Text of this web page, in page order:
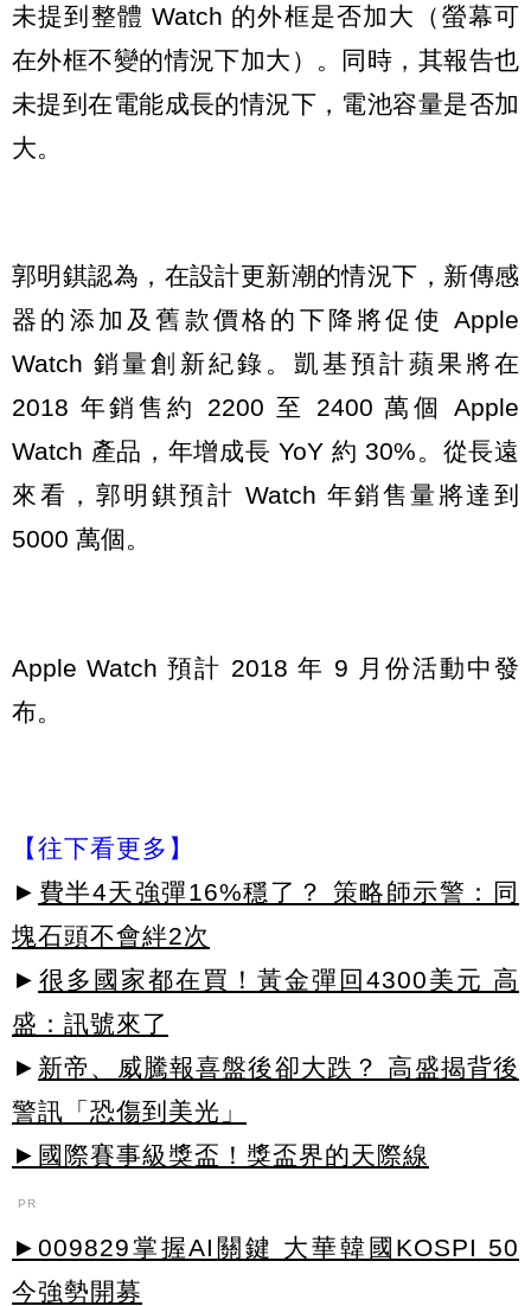
未提到整體 Watch 的外框是否加大（螢幕可
在外框不變的情況下加大）。同時，其報告也
未提到在電能成長的情況下，電池容量是否加
大。
郭明錤認為，在設計更新潮的情況下，新傳感
器的添加及舊款價格的下降將促使 Apple
Watch 銷量創新紀錄。凱基預計蘋果將在
2018 年銷售約 2200 至 2400 萬個 Apple
Watch 產品，年增成長 YoY 約 30%。從長遠
來看，郭明錤預計 Watch 年銷售量將達到
5000 萬個。
Apple Watch 預計 2018 年 9 月份活動中發
布。
【往下看更多】
► 費半4天強彈16%穩了？ 策略師示警：同
塊石頭不會絆2次
► 很多國家都在買！黃金彈回4300美元 高
盛：訊號來了
► 新帝、威騰報喜盤後卻大跌？ 高盛揭背後
警訊「恐傷到美光」
►國際賽事級獎盃！獎盃界的天際線
PR
►009829掌握AI關鍵 大華韓國KOSPI 50
今強勢開募